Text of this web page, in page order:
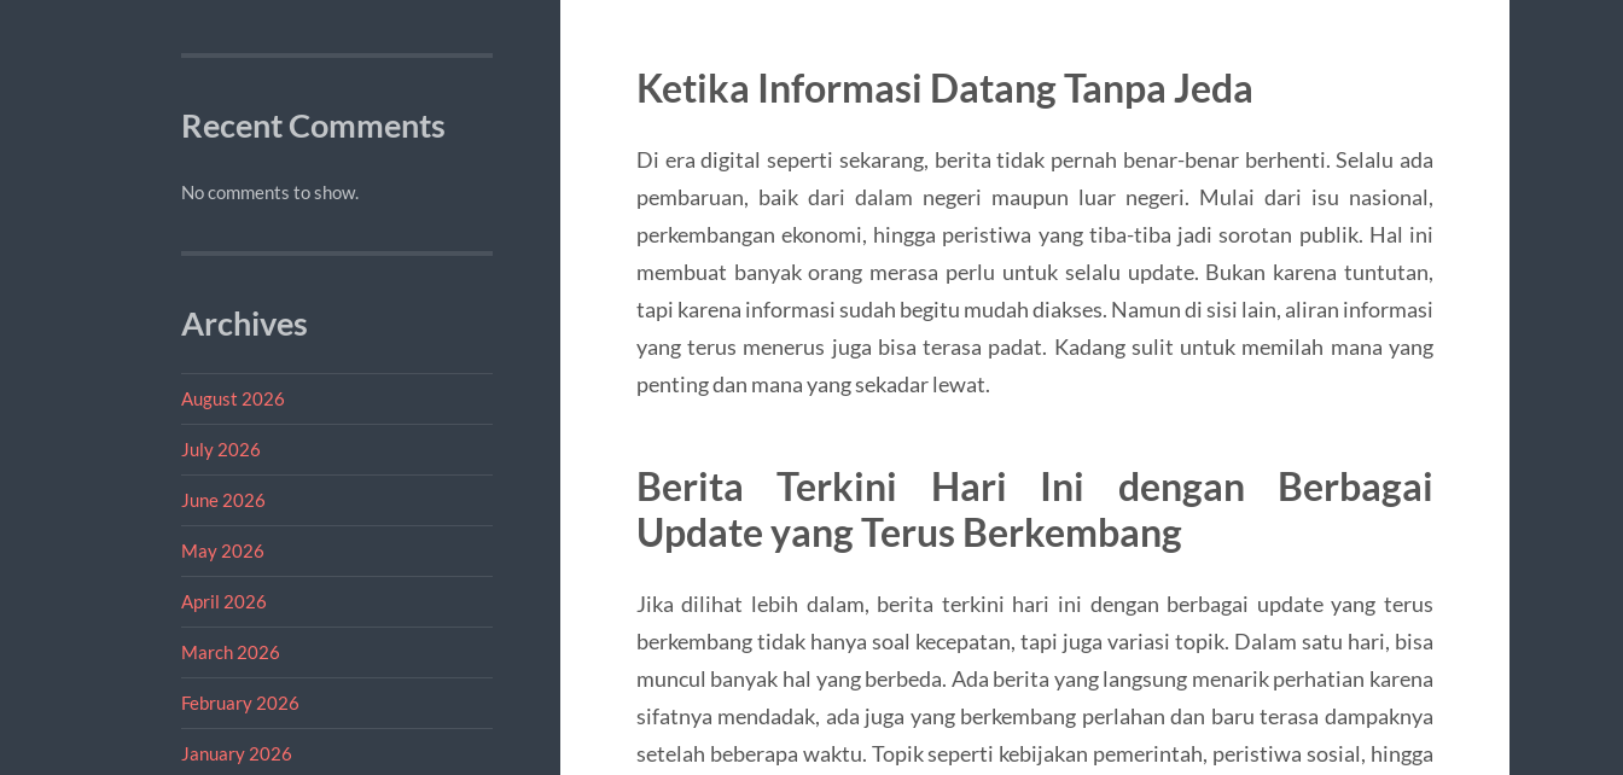
Recent Comments
No comments to show.
Archives
August 2026
July 2026
June 2026
May 2026
April 2026
March 2026
February 2026
January 2026
Ketika Informasi Datang Tanpa Jeda
Di era digital seperti sekarang, berita tidak pernah benar-benar berhenti. Selalu ada
pembaruan, baik dari dalam negeri maupun luar negeri. Mulai dari isu nasional,
perkembangan ekonomi, hingga peristiwa yang tiba-tiba jadi sorotan publik. Hal ini
membuat banyak orang merasa perlu untuk selalu update. Bukan karena tuntutan,
tapi karena informasi sudah begitu mudah diakses. Namun di sisi lain, aliran informasi
yang terus menerus juga bisa terasa padat. Kadang sulit untuk memilah mana yang
penting dan mana yang sekadar lewat.
Berita Terkini Hari Ini dengan Berbagai
Update yang Terus Berkembang
Jika dilihat lebih dalam, berita terkini hari ini dengan berbagai update yang terus
berkembang tidak hanya soal kecepatan, tapi juga variasi topik. Dalam satu hari, bisa
muncul banyak hal yang berbeda. Ada berita yang langsung menarik perhatian karena
sifatnya mendadak, ada juga yang berkembang perlahan dan baru terasa dampaknya
setelah beberapa waktu. Topik seperti kebijakan pemerintah, peristiwa sosial, hingga